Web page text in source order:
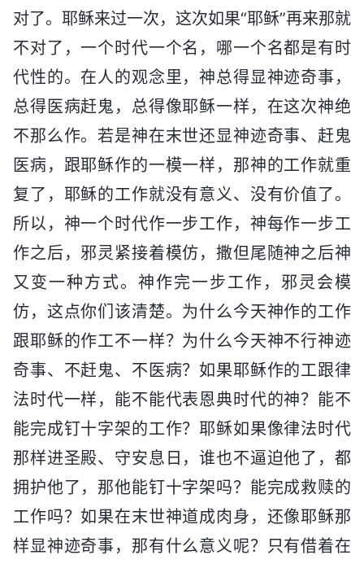
对了。耶稣来过一次，这次如果“耶稣”再来那就
不对了，一个时代一个名，哪一个名都是有时
代性的。在人的观念里，神总得显神迹奇事，
总得医病赶鬼，总得像耶稣一样，在这次神绝
不那么作。若是神在末世还显神迹奇事、赶鬼
医病，跟耶稣作的一模一样，那神的工作就重
复了，耶稣的工作就没有意义、没有价值了。
所以，神一个时代作一步工作，神每作一步工
作之后，邪灵紧接着模仿，撒但尾随神之后神
又变一种方式。神作完一步工作，邪灵会模
仿，这点你们该清楚。为什么今天神作的工作
跟耶稣的作工不一样？为什么今天神不行神迹
奇事、不赶鬼、不医病？如果耶稣作的工跟律
法时代一样，能不能代表恩典时代的神？能不
能完成钉十字架的工作？耶稣如果像律法时代
那样进圣殿、守安息日，谁也不逼迫他了，都
拥护他了，那他能钉十字架吗？能完成救赎的
工作吗？如果在末世神道成肉身，还像耶稣那
样显神迹奇事，那有什么意义呢？只有借着在